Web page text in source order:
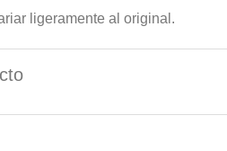
ligeramente al original.